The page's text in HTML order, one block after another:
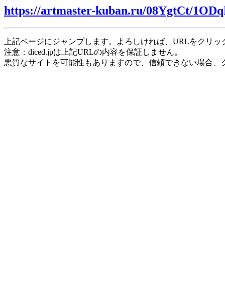
https://artmaster-kuban.ru/08YgtCt/
上記ページにジャンプします。よろしければ、URLをクリ
注意：diced.jpは上記URLの内容を保証しません。
悪質なサイトを可能性もありますので、信頼できない場合、